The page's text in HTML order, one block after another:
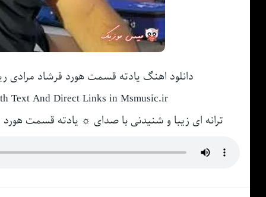
دانلود اهنگ یادته قسمت هورد فرشاد
Text And Direct Links in Msmusic.ir
ترانه ای زیبا و شنیدنی با صدای ☼ یادته قسمت